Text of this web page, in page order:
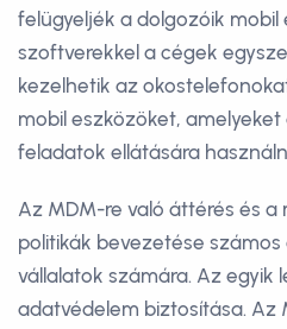
felügyeljék a dolgozóik mobil
szoftverekkel a cégek
kezelhetik az
mobil eszközöket,
feladatok ellátására
Az MDM-re való áttérés és
politikák bevezetése
vállalatok számára. Az egyik
adatvédelem biztosítása. Az